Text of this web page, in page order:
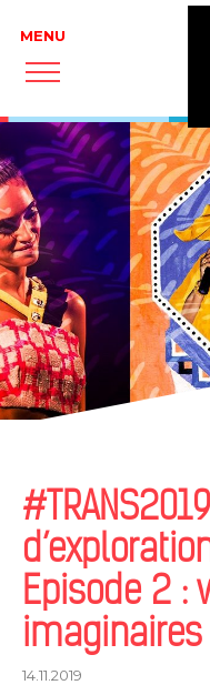
Episode 2 :
imaginaires
14.11.2019